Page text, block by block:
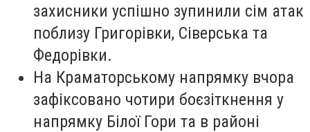
захисники успішно зупинили сім атак
поблизу Григорівки, Сіверська та
Федорівки.
На Краматорському напрямку вчора
зафіксовано чотири боєзіткнення у
напрямку Білої Гори та в районі